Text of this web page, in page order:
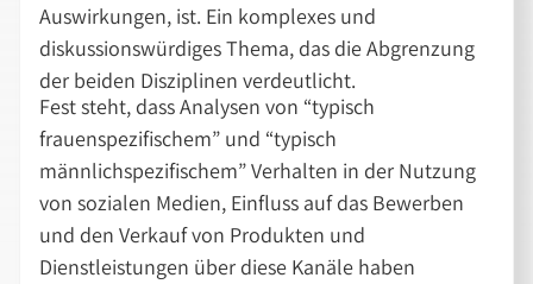
Auswirkungen, ist. Ein komplexes und
diskussionswürdiges Thema, das die Abgrenzung
der beiden Disziplinen verdeutlicht.
Fest steht, dass Analysen von “typisch
frauenspezifischem” und “typisch
männlichspezifischem” Verhalten in der Nutzung
von sozialen Medien, Einfluss auf das Bewerben
und den Verkauf von Produkten und
Dienstleistungen über diese Kanäle haben